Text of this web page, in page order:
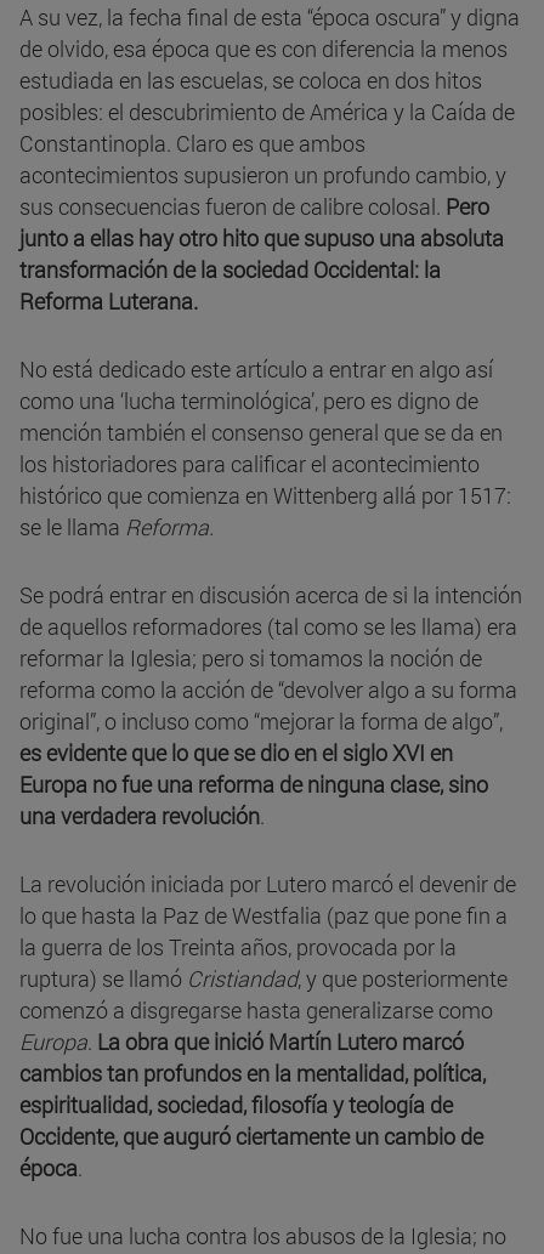
A su vez, la fecha final de esta “época oscura” y digna
de olvido, esa época que es con diferencia la menos
estudiada en las escuelas, se coloca en dos hitos
posibles: el descubrimiento de América y la Caída de
Constantinopla. Claro es que ambos
acontecimientos supusieron un profundo cambio, y
sus consecuencias fueron de calibre colosal. Pero
junto a ellas hay otro hito que supuso una absoluta
transformación de la sociedad Occidental: la
Reforma Luterana.
No está dedicado este artículo a entrar en algo así
como una ‘lucha terminológica’, pero es digno de
mención también el consenso general que se da en
los historiadores para calificar el acontecimiento
histórico que comienza en Wittenberg allá por 1517:
se le llama Reforma.
Se podrá entrar en discusión acerca de si la intención
de aquellos reformadores (tal como se les llama) era
reformar la Iglesia; pero si tomamos la noción de
reforma como la acción de “devolver algo a su forma
original”, o incluso como “mejorar la forma de algo”,
es evidente que lo que se dio en el siglo XVI en
Europa no fue una reforma de ninguna clase, sino
una verdadera revolución.
La revolución iniciada por Lutero marcó el devenir de
lo que hasta la Paz de Westfalia (paz que pone fin a
la guerra de los Treinta años, provocada por la
ruptura) se llamó Cristiandad, y que posteriormente
comenzó a disgregarse hasta generalizarse como
Europa. La obra que inició Martín Lutero marcó
cambios tan profundos en la mentalidad, política,
espiritualidad, sociedad, filosofía y teología de
Occidente, que auguró ciertamente un cambio de
época.
No fue una lucha contra los abusos de la Iglesia; no